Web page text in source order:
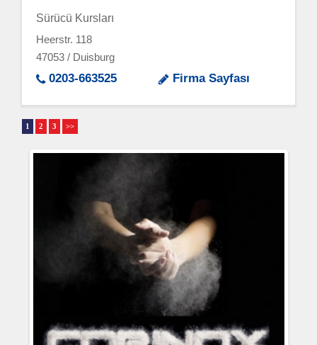
Sürücü Kursları
Heerstr. 118
47053 / Duisburg
0203-663525 Firma Sayfası
1 2 3 >>